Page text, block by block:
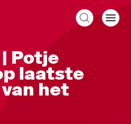
Potje
laatste
het